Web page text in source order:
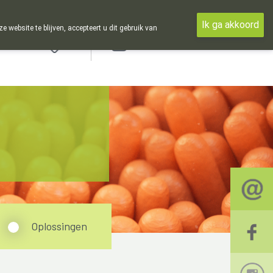
Oplossingen
website te blijven, accepteert u dit gebruik van Ik ga akkoord